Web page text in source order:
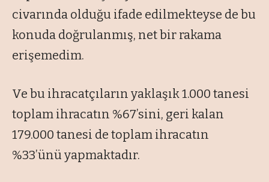
civarında olduğu ifade edilmekteyse de bu
konuda doğrulanmış, net bir rakama
erişemedim.
Ve bu ihracatçıların yaklaşık 1.000 tanesi
toplam ihracatın %67’sini, geri kalan
179.000 tanesi de toplam ihracatın
%33’ünü yapmaktadır.